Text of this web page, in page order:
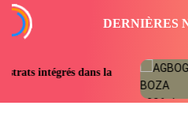
DERNIÈRES
dans la
place au